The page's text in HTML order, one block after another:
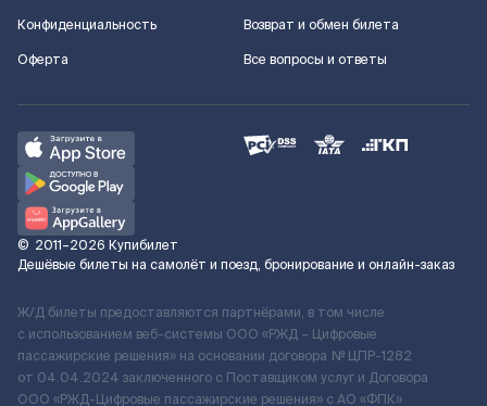
Конфиденциальность
Оферта
Возврат и обмен билета
Все вопросы и ответы
© 2011–2026 Купибилет
Дешёвые билеты на самолёт и поезд, бронирование и онлайн-заказ
Ж/Д билеты предоставляются партнёрами, в том числе
с использованием веб-системы ООО «РЖД – Цифровые
пассажирские решения» на основании договора № ЦПР-1282
от 04.04.2024 заключенного с Поставщиком услуг и Договора
ООО «РЖД-Цифровые пассажирские решения» c АО «ФПК»